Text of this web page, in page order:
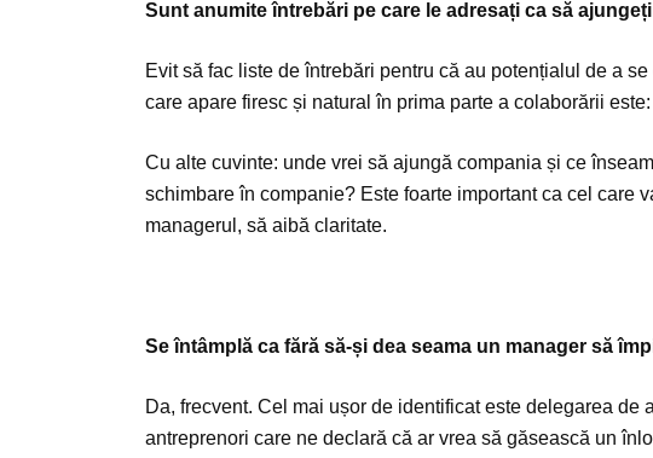
Sunt anumite întrebări pe care le adresați ca să
Evit să fac liste de întrebări pentru că au potențialul de a
care apare firesc și natural în prima parte a colaborării
Cu alte cuvinte: unde vrei să ajungă compania și ce
schimbare în companie? Este foarte important ca cel care
managerul, să aibă claritate.
Se întâmplă ca fără să-și dea seama un manager să
Da, frecvent. Cel mai ușor de identificat este delegarea de
antreprenori care ne declară că ar vrea să găsească un